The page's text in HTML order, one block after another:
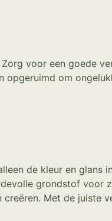
voor een goede
om
de kleur en
grondstof voor
Met de juiste